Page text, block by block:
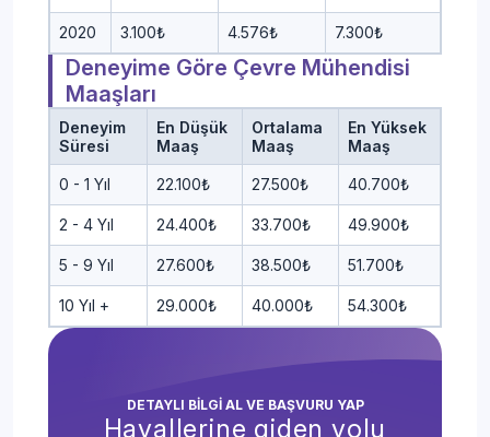
2020 3.100₺ 4.576₺ 7.300₺
Deneyime Göre Çevre Mühendisi
Maaşları
Deneyim
Süresi
En Düşük
Maaş
Ortalama
Maaş
En Yüksek
Maaş
0 - 1 Yıl 22.100₺ 27.500₺ 40.700₺
2 - 4 Yıl 24.400₺ 33.700₺ 49.900₺
5 - 9 Yıl 27.600₺ 38.500₺ 51.700₺
10 Yıl + 29.000₺ 40.000₺ 54.300₺
DETAYLI BİLGİ AL VE BAŞVURU YAP
Hayallerine giden yolu